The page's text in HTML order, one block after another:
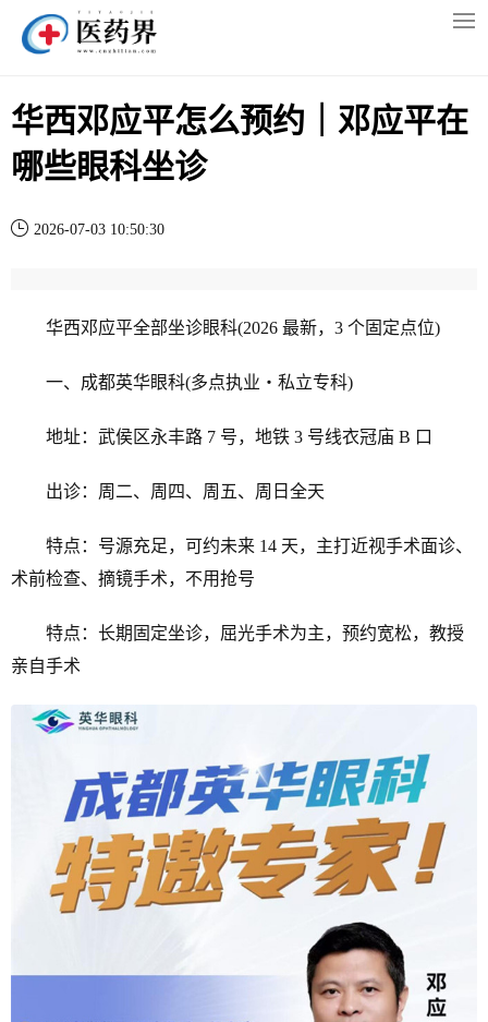
华西邓应平怎么预约｜邓应平在
哪些眼科坐诊
2026-07-03 10:50:30
华西邓应平全部坐诊眼科(2026 最新，3 个固定点位)
一、成都英华眼科(多点执业・私立专科)
地址：武侯区永丰路 7 号，地铁 3 号线衣冠庙 B 口
出诊：周二、周四、周五、周日全天
特点：号源充足，可约未来 14 天，主打近视手术面诊、
术前检查、摘镜手术，不用抢号
特点：长期固定坐诊，屈光手术为主，预约宽松，教授
亲自手术